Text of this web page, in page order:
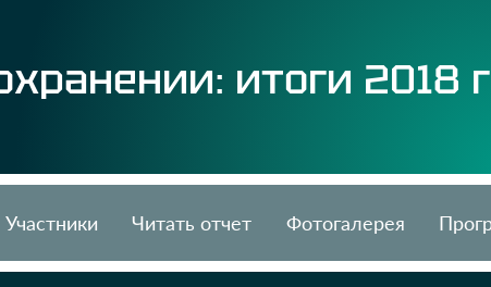
итоги 2018
Участники Читать отчет Фотогалерея